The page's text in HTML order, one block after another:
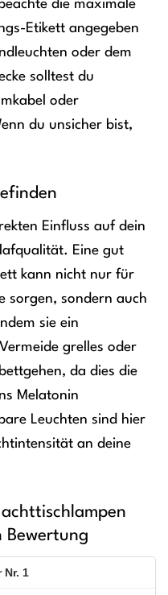
die maximale
Etikett angegeben
oder dem
solltest du
oder
du unsicher bist,
Einfluss auf dein
Eine gut
kann nicht nur für
sorgen, sondern auch
sie ein
grelles oder
da dies die
Melatonin
Leuchten sind hier
an deine
Bewertung
1